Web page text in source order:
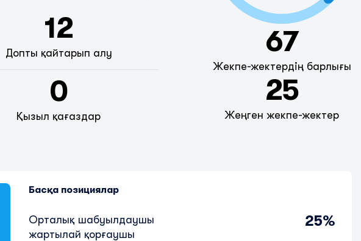
12
Допты қайтарып алу
0
Қызыл қағаздар
67
Жекпе-жектердің барлығы
25
Жеңген жекпе-жектер
Басқа позициялар
Орталық шабуылдаушы
жартылай қорғаушы
25%